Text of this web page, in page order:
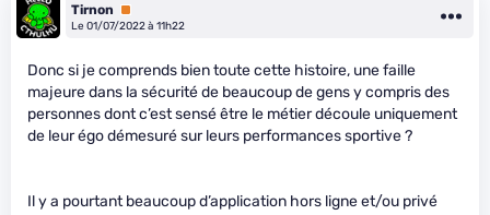
Tirnon
Premium
Le 01/07/2022 à 11h22
Donc si je comprends bien toute cette histoire, une faille
majeure dans la sécurité de beaucoup de gens y compris des
personnes dont c’est sensé être le métier découle uniquement
de leur égo démesuré sur leurs performances sportive ?
Il y a pourtant beaucoup d’application hors ligne et/ou privé